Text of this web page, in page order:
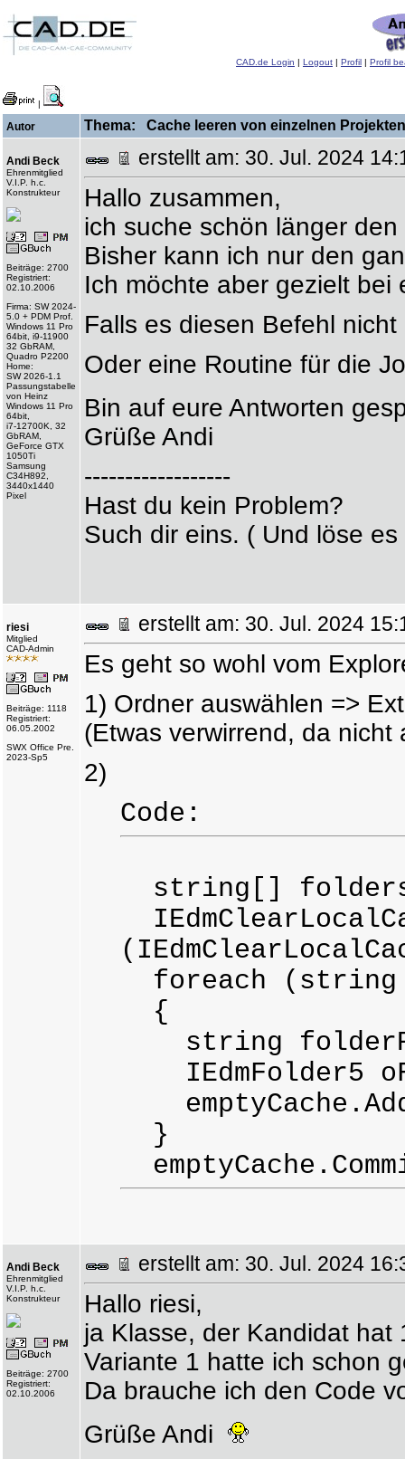
CAD.de Login | Logout | Profil | Profil
|
Autor Thema: Cache leeren von einzelnen
Andi Beck
Ehrenmitglied
V.I.P. h.c.
Konstrukteur
Beiträge: 2700
Registriert:
02.10.2006
Firma: SW 2024-
5.0 + PDM Prof.
Windows 11 Pro
64bit, i9-11900
32 GbRAM,
Quadro P2200
Home:
SW 2026-1.1
Passungstabelle
von Heinz
Windows 11 Pro
64bit,
i7-12700K, 32
GbRAM,
GeForce GTX
1050Ti
Samsung
C34H892,
3440x1440
Pixel
erstellt am: 30. Jul. 2024
Hallo zusammen,
ich suche schön länger
Bisher kann ich nur den
Ich möchte aber gezielt
Falls es diesen Befehl
Oder eine Routine für die
Bin auf eure Antworten
Grüße Andi
------------------
Hast du kein Problem?
Such dir eins. ( Und löse es
riesi
Mitglied
CAD-Admin
Beiträge: 1118
Registriert:
06.05.2002
SWX Office Pre.
2023-Sp5
erstellt am: 30. Jul. 2024
Es geht so wohl vom
1) Ordner auswählen =>
(Etwas verwirrend, da
2)
Code:
string[] folders
foreach
{
string
IEdmFolder5
}
Andi Beck
Ehrenmitglied
V.I.P. h.c.
Konstrukteur
Beiträge: 2700
Registriert:
02.10.2006
erstellt am: 30. Jul. 2024
Hallo riesi,
ja Klasse, der Kandidat hat
Variante 1 hatte ich schon
Da brauche ich den Code
Grüße Andi